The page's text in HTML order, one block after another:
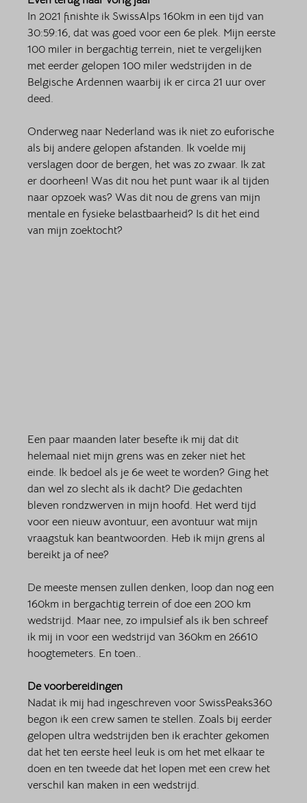
In 2021 finishte ik SwissAlps 160km in een tijd van
30:59:16, dat was goed voor een 6e plek. Mijn eerste
100 miler in bergachtig terrein, niet te vergelijken
met eerder gelopen 100 miler wedstrijden in de
Belgische Ardennen waarbij ik er circa 21 uur over
deed.
Onderweg naar Nederland was ik niet zo euforische
als bij andere gelopen afstanden. Ik voelde mij
verslagen door de bergen, het was zo zwaar. Ik zat
er doorheen! Was dit nou het punt waar ik al tijden
naar opzoek was? Was dit nou de grens van mijn
mentale en fysieke belastbaarheid? Is dit het eind
van mijn zoektocht?
Een paar maanden later besefte ik mij dat dit
helemaal niet mijn grens was en zeker niet het
einde. Ik bedoel als je 6e weet te worden? Ging het
dan wel zo slecht als ik dacht? Die gedachten
bleven rondzwerven in mijn hoofd. Het werd tijd
voor een nieuw avontuur, een avontuur wat mijn
vraagstuk kan beantwoorden. Heb ik mijn grens al
bereikt ja of nee?
De meeste mensen zullen denken, loop dan nog een
160km in bergachtig terrein of doe een 200 km
wedstrijd. Maar nee, zo impulsief als ik ben schreef
ik mij in voor een wedstrijd van 360km en 26610
hoogtemeters. En toen..
De voorbereidingen
Nadat ik mij had ingeschreven voor SwissPeaks360
begon ik een crew samen te stellen. Zoals bij eerder
gelopen ultra wedstrijden ben ik erachter gekomen
dat het ten eerste heel leuk is om het met elkaar te
doen en ten tweede dat het lopen met een crew het
verschil kan maken in een wedstrijd.